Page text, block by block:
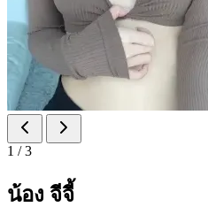
1 /3
น้อง จีจี้